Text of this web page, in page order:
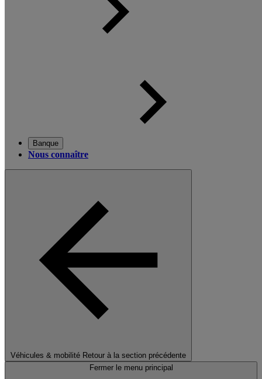
Banque
Nous connaître
Véhicules & mobilité Retour à la section précédente
Fermer le menu principal